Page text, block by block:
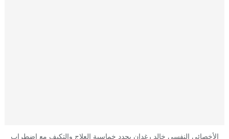
الأخصائي النفسي خالد رغدان يحدد خماسية العلاج والتكيف مع اضطراب